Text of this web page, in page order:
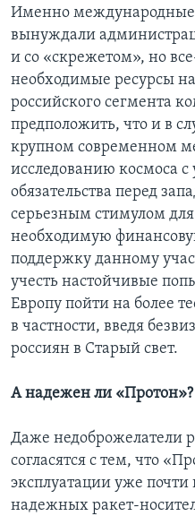
Именно международные
вынуждали
и со «скрежетом», но
необходимые ресурсы на
российского сегмента
предположить, что и в
крупном современном
исследованию космоса с
обязательства перед
серьезным стимулом
необходимую
поддержку данному
учесть настойчивые
Европу пойти на более
в частности, введя
россиян в Старый свет.
А надежен ли «Протон»?
Даже недоброжелатели
согласятся с тем, что
эксплуатации уже
надежных ракет-